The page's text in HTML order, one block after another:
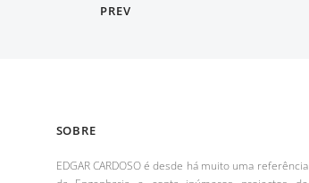
PREV
SOBRE
EDGAR CARDOSO é desde há muito uma referência